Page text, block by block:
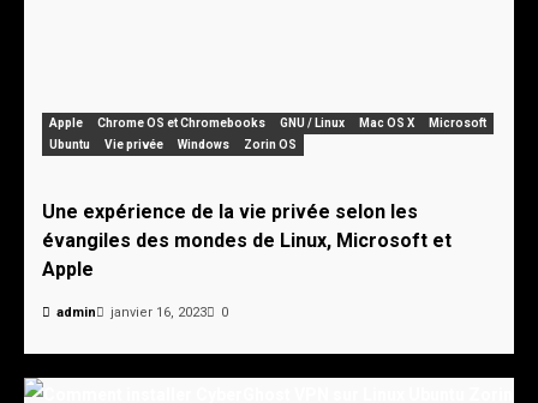
Apple Chrome OS et Chromebooks GNU / Linux Mac OS X
Microsoft
Ubuntu
Vie privée Windows Zorin OS
Une expérience de la vie privée selon les
évangiles des mondes de Linux, Microsoft et
Apple
admin janvier 16, 2023 0